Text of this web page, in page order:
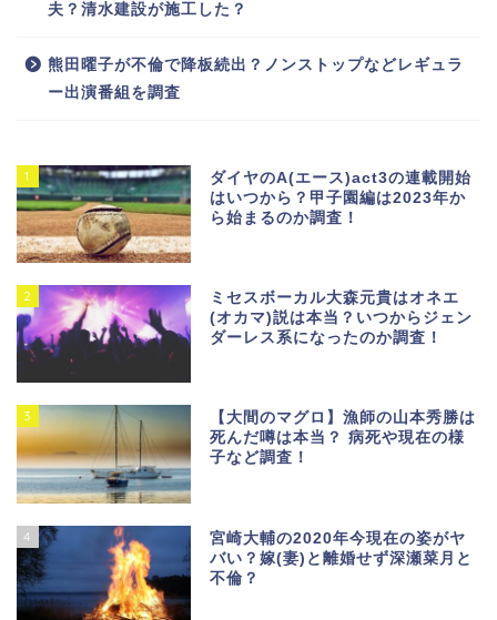
夫？清水建設が施工した？
熊田曜子が不倫で降板続出？ノンストップなどレギュラ
ー出演番組を調査
1
ダイヤのA(エース)act3の連載開始
はいつから？甲子園編は2023年か
ら始まるのか調査！
2
ミセスボーカル大森元貴はオネエ
(オカマ)説は本当？いつからジェン
ダーレス系になったのか調査！
3
【大間のマグロ】漁師の山本秀勝は
死んだ噂は本当？ 病死や現在の様
子など調査！
4
宮崎大輔の2020年今現在の姿がヤ
バい？嫁(妻)と離婚せず深瀬菜月と
不倫？